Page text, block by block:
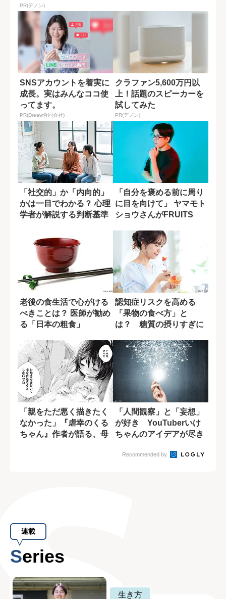
PR(デノン)
SNSアカウントを着実に
成長。実はみんなココ使
ってます。
PR(Dreaw合同会社)
クラファン5,600万円以
上！話題のスピーカーを
試してみた
PR(デノン)
「社交的」か「内向的」
かは一目でわかる？ 心理
学者が解説する判断基準
「自分を褒める前に周り
に目を向けて」 ヤマモト
ショウさんがFRUITS
老後の食生活で心がける
べきことは？ 医師が勧め
る「日本の粗食」
認知症リスクを高める
「果物の食べ方」と
は？ 糖質の摂りすぎに
「親をただ悪く描きたく
なかった」『虐幸のくる
ちゃん』作者が語る、母
「人間観察」と「妄想」
が好き YouTuberいけ
ちゃんのアイデアが尽き
Recommended by
連載
Series
生き方